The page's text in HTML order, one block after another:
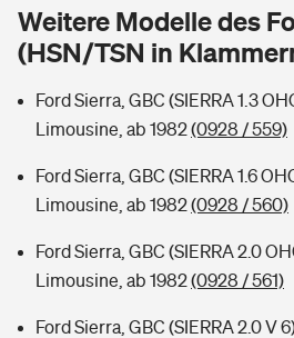
Wer versichert was: Jetzt Versicherer
Sie haben Fragen?
Musikinstrumentenversicherung
Zur Übersicht
Kinderunfall-Check: Mehr Sicherheit
Typklassen: So ist Ihr Auto eingestuft
Rentenrechner: Wie viel Geld
Weitere Modelle des
(HSN/TSN in
Ford Sierra, GBC (SIERRA 1.3
Limousine, ab 1982(0928 / 559)
Ford Sierra, GBC (SIERRA 1.6
Limousine, ab 1982(0928 / 560)
Ford Sierra, GBC (SIERRA 2.0
Limousine, ab 1982(0928 / 561)
Ford Sierra, GBC (SIERRA 2.0 V